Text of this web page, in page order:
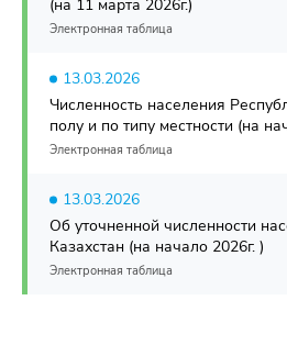
(на 11 марта 2026г.)
Электронная таблица
13.03.2026
Численность населения
полу и по типу местности (на
Электронная таблица
13.03.2026
Об уточненной численности
Казахстан (на начало 2026г. )
Электронная таблица